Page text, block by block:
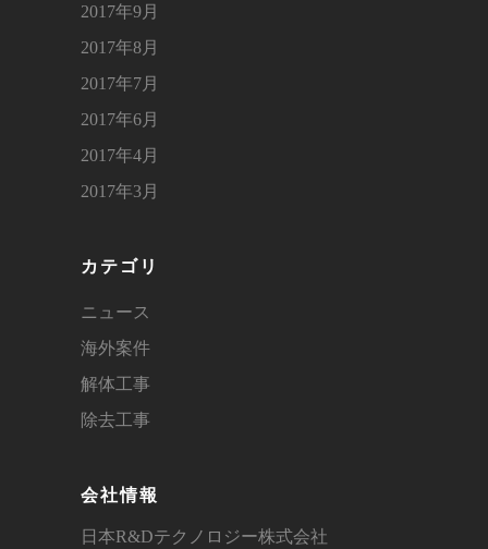
2017年9月
2017年8月
2017年7月
2017年6月
2017年4月
2017年3月
カテゴリ
ニュース
海外案件
解体工事
除去工事
会社情報
日本R&Dテクノロジー株式会社